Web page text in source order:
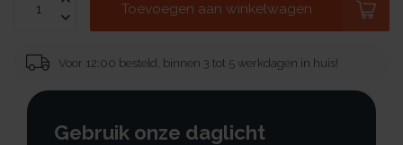
Toevoegen aan winkelwagen
Voor 12:00 besteld, binnen 3 tot 5 werkdagen in huis!
Gebruik onze daglicht